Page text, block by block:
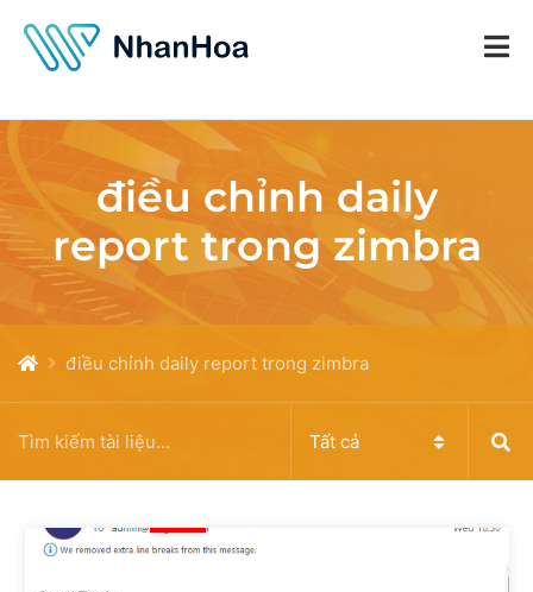
điều chỉnh daily
report trong zimbra
điều chỉnh daily report trong zimbra